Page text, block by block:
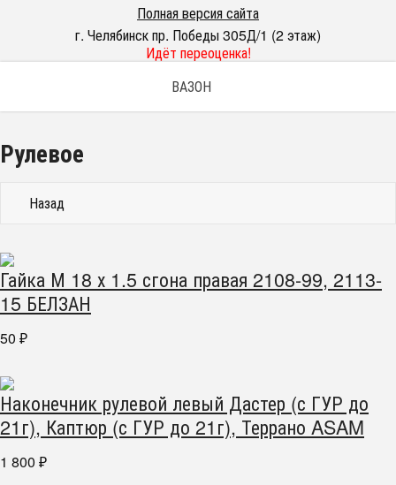
Полная версия сайта
г. Челябинск пр. Победы 305Д/1 (2 этаж)
Идёт переоценка!
ВАЗОН
Рулевое
Назад
Гайка М 18 х 1.5 сгона правая 2108-99, 2113-
15 БЕЛЗАН
50 ₽
Наконечник рулевой левый Дастер (с ГУР до
21г), Каптюр (с ГУР до 21г), Террано ASAM
1 800 ₽